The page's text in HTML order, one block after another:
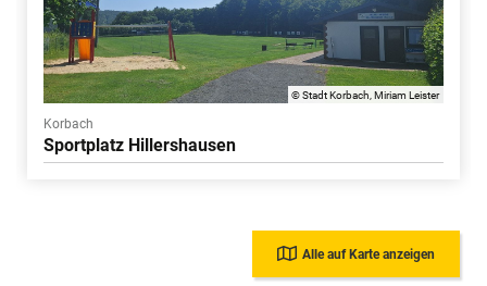
© Stadt Korbach, Miriam Leister
Korbach
Sportplatz Hillershausen
Alle auf Karte anzeigen